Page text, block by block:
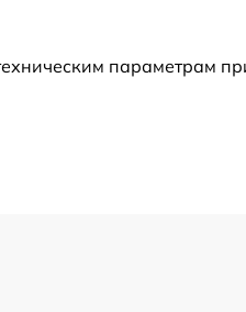
параметрам